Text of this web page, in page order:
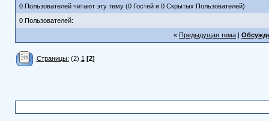
0 Пользователей читают эту тему (0 Гостей и 0 Скрытых Пользователей)
0 Пользователей:
« Предыдущая тема |
Страницы: (2) 1 [2]